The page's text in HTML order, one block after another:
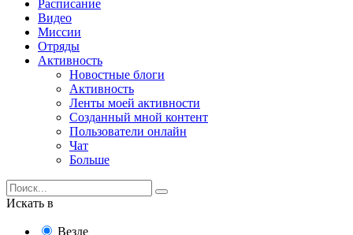
Расписание
Видео
Миссии
Отряды
Активность
Новостные блоги
Активность
Ленты моей активности
Созданный мной контент
Пользователи онлайн
Чат
Больше
Искать в
Везде